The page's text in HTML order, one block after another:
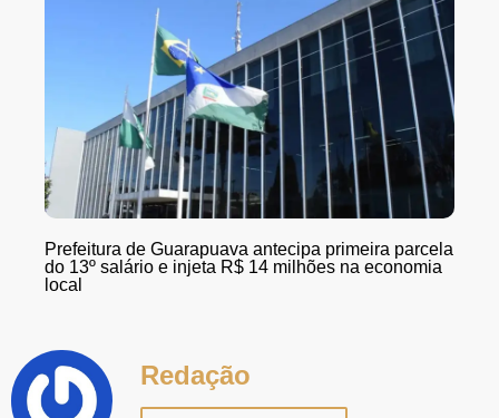
Prefeitura de Guarapuava antecipa primeira parcela
do 13º salário e injeta R$ 14 milhões na economia
local
Redação